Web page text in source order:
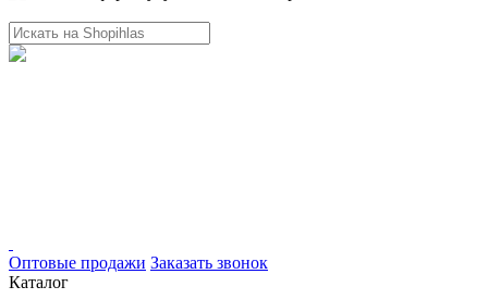
Оптовые продажи Заказать звонок
Каталог